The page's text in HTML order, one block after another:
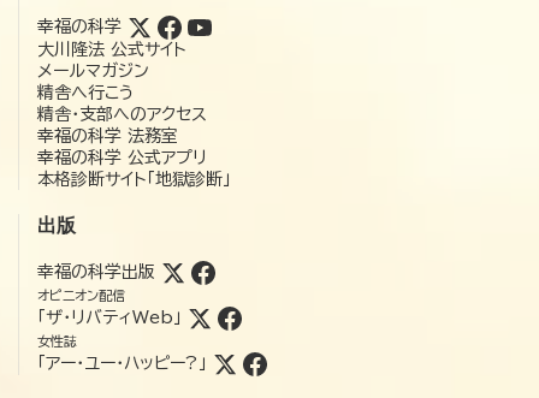
幸福の科学
大川隆法 公式サイト
メールマガジン
精舎へ行こう
精舎・支部へのアクセス
幸福の科学 法務室
幸福の科学 公式アプリ
本格診断サイト「地獄診断」
出版
幸福の科学出版
オピニオン配信
「ザ・リバティWeb」
女性誌
「アー・ユー・ハッピー?」